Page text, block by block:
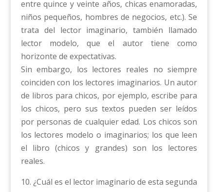
entre quince y veinte años, chicas enamoradas,
niños pequeños, hombres de negocios, etc.). Se
trata del lector imaginario, también llamado
lector modelo, que el autor tiene como
horizonte de expectativas.
Sin embargo, los lectores reales no siempre
coinciden con los lectores imaginarios. Un autor
de libros para chicos, por ejemplo, escribe para
los chicos, pero sus textos pueden ser leídos
por personas de cualquier edad. Los chicos son
los lectores modelo o imaginarios; los que leen
el libro (chicos y grandes) son los lectores
reales.
10. ¿Cuál es el lector imaginario de esta segunda